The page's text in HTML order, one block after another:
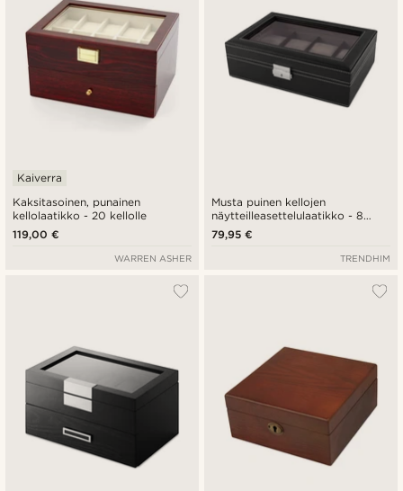
Kaksitasoinen, punainen
kellolaatikko - 20 kellolle
Kaiverra
119,00 €
WARREN ASHER
Musta puinen kellojen
näytteilleasettelulaatikko - 8
kellolle
79,95 €
TRENDHIM